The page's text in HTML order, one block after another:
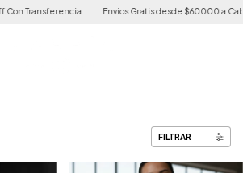
Envios Gratis desde $60000 a Caba y Gba 3 sin
FILTRAR